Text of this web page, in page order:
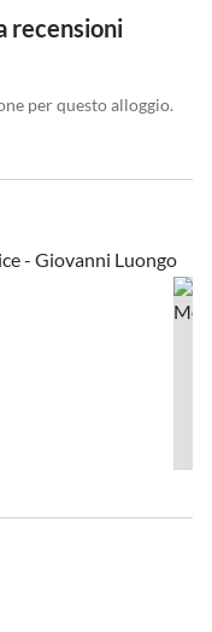
recensioni
per questo alloggio.
- Giovanni Luongo